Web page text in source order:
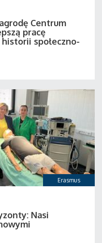
Centrum
pracę
społeczno-
Erasmus
Nasi